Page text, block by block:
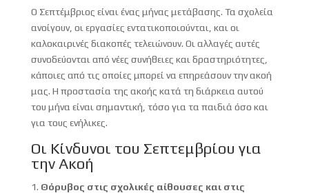
Ο Σεπτέμβριος είναι ένας μήνας μετάβασης. Τα σχολεία
ανοίγουν, οι εργασίες εντατικοποιούνται, και οι
καλοκαιρινές διακοπές τελειώνουν. Οι αλλαγές αυτές
συνοδεύονται από νέες συνήθειες και δραστηριότητες,
κάποιες από τις οποίες μπορεί να επηρεάσουν την ακοή
μας. Η προστασία της ακοής κατά τη διάρκεια αυτού
του μήνα είναι σημαντική, τόσο για τα παιδιά όσο και
για τους ενήλικες.
Οι Κίνδυνοι του Σεπτεμβρίου για
την Ακοή
Θόρυβος στις σχολικές αίθουσες και στις